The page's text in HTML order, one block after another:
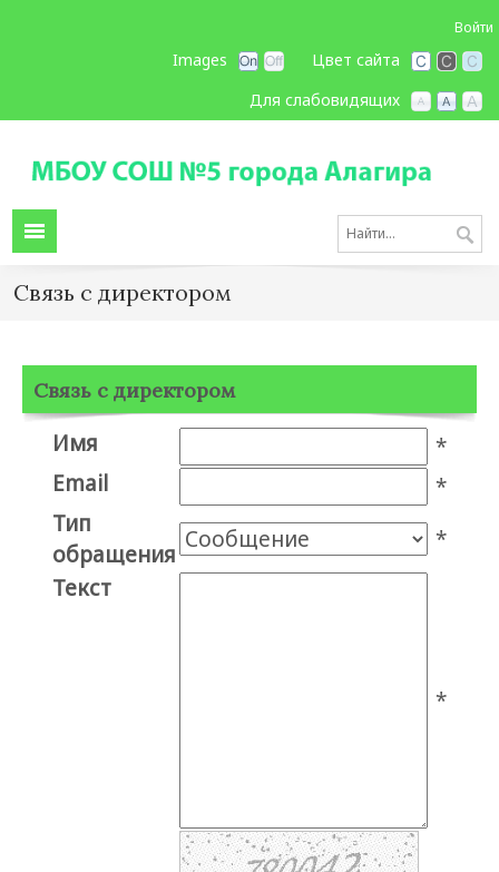
Войти
Цвет сайта
Images
Для слабовидящих
Связь с директором
Связь с директором
Имя
*
Email
*
Тип
обращения
*
Текст
*